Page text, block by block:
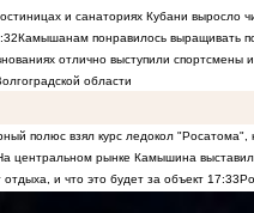
и санаториях Кубани выросло
Камышанам понравилось выращивать
отлично выступили спортсмены
области
полюс взял курс ледокол
центральном рынке Камышина
и что это будет за объект 17:33